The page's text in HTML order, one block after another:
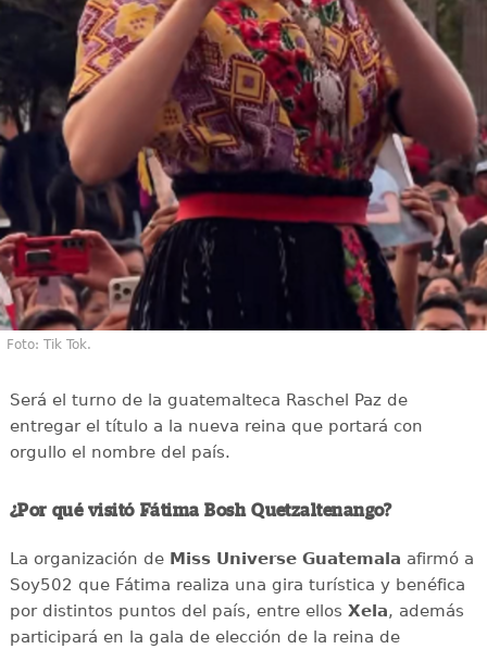
Foto: Tik Tok.
Será el turno de la guatemalteca Raschel Paz de
entregar el título a la nueva reina que portará con
orgullo el nombre del país.
¿Por qué visitó Fátima Bosh Quetzaltenango?
La organización de Miss Universe Guatemala afirmó a
Soy502 que Fátima realiza una gira turística y benéfica
por distintos puntos del país, entre ellos Xela, además
participará en la gala de elección de la reina de